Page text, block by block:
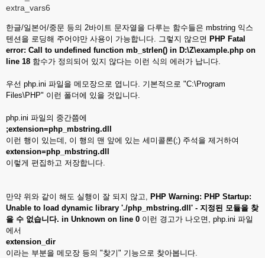
extra_vars6
한글/일본어/중문 등의 2바이트 문자열을 다루는 함수들은 mbstring 익스
텐션을 로딩해 주어야만 사용이 가능합니다. 그렇지 않으면 PHP Fatal
error: Call to undefined function mb_strlen() in D:\Z\example.php on
line 18 함수가 정의되어 있지 않다는 이런 식의 에러가 납니다.
우선 php.ini 파일을 메모장으로 엽니다. 기본적으로 "C:\Program
Files\PHP" 이런 폴더에 있을 것입니다.
php.ini 파일의 중간쯤에
;extension=php_mbstring.dll
이런 행이 있는데, 이 행의 맨 앞에 있는 세미콜론(;) 주석을 제거하여
extension=php_mbstring.dll
이렇게 편집하고 저장합니다.
만약 위와 같이 해도 실행이 잘 되지 않고, PHP Warning: PHP Startup:
Unable to load dynamic library './php_mbstring.dll' - 지정된 모듈을 찾
을 수 없습니다. in Unknown on line 0 이런 경고가 나오면, php.ini 파일
에서
extension_dir
이라는 부분을 메모장 등의 "찾기" 기능으로 찾아봅니다.